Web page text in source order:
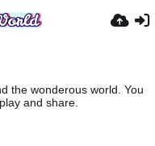
the wonderous world. You
and share.